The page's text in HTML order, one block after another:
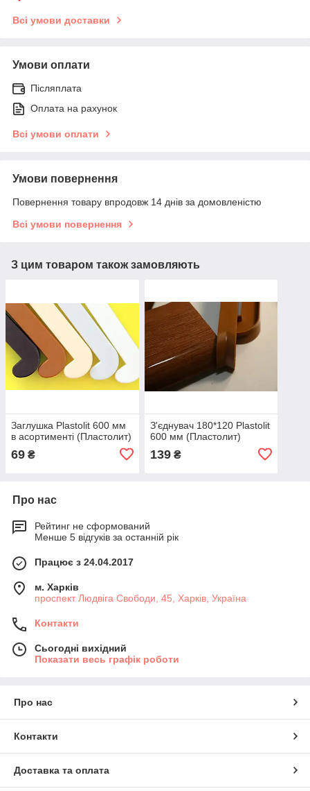
Всі умови доставки
Умови оплати
Післяплата
Оплата на рахунок
Всі умови оплати
Умови повернення
Повернення товару впродовж 14 днів за домовленістю
Всі умови повернення
З цим товаром також замовляють
Заглушка Plastolit 600 мм
в асортименті (Пластолит)
69 ₴
З'єднувач 180*120 Plastolit
600 мм (Пластолит)
139₴
Про нас
Рейтинг не сформований
Менше 5 відгуків за останній рік
Працює з 24.04.2017
м. Харків
проспект Людвіга Свободи, 45, Харків, Україна
Контакти
Сьогодні вихідний
Показати весь графік роботи
Про нас
Контакти
Доставка та оплата